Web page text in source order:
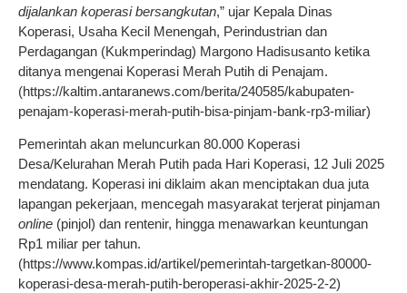
dijalankan koperasi bersangkutan,” ujar Kepala Dinas
Koperasi, Usaha Kecil Menengah, Perindustrian dan
Perdagangan (Kukmperindag) Margono Hadisusanto ketika
ditanya mengenai Koperasi Merah Putih di Penajam.
(https://kaltim.antaranews.com/berita/240585/kabupaten-
penajam-koperasi-merah-putih-bisa-pinjam-bank-rp3-miliar)
Pemerintah akan meluncurkan 80.000 Koperasi
Desa/Kelurahan Merah Putih pada Hari Koperasi, 12 Juli 2025
mendatang. Koperasi ini diklaim akan menciptakan dua juta
lapangan pekerjaan, mencegah masyarakat terjerat pinjaman
online (pinjol) dan rentenir, hingga menawarkan keuntungan
Rp1 miliar per tahun.
(https://www.kompas.id/artikel/pemerintah-targetkan-80000-
koperasi-desa-merah-putih-beroperasi-akhir-2025-2-2)